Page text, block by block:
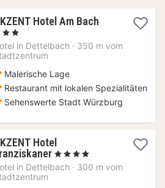
Hotel Am Bach1
ab
Sterne
in Dettelbach · 350 m vom
Malerische Lage
Restaurant mit lokalen Spezialitäten
Sehenswerte Stadt Würzburg
Hotel
1
Nacht
, 4 Sterne
in Dettelbach · 300 m vom